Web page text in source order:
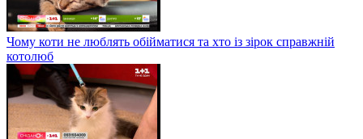
Чому коти не люблять обійматися та хто із зірок справжній
котолюб